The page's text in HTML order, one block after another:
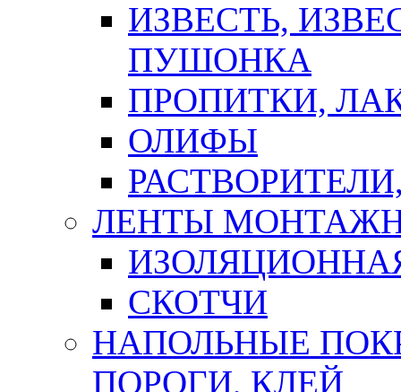
ИЗВЕСТЬ,
ПУШОНКА
ПРОПИТКИ,
ОЛИФЫ
ЛЕНТЫ
СКОТЧИ
НАПОЛЬНЫЕ
ПОРОГИ, КЛЕЙ